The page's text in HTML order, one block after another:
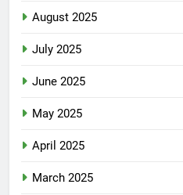
August 2025
July 2025
June 2025
May 2025
April 2025
March 2025